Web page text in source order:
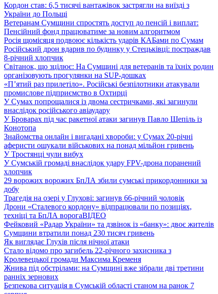
Кордон став: 6,5 тисячі вантажівок застрягли на виїзді з
України до Польщі
Ветеранам Сумщини спростять доступ до пенсій і виплат:
Пенсійний фонд працюватиме за новим алгоритмом
Росія щомісяця подвоює кількість ударів КАБами по Сумам
Російський дрон вдарив по будинку у Стецьківці: постраждав
8-річний хлопчик
Світанок, що зцілює: На Сумщині для ветеранів та їхніх родин
організовують прогулянки на SUP-дошках
«П’ятий раз прилетіло». Російські безпілотники атакували
промислове підприємство в Охтирці
У Сумах попрощалися із двома сестричками, які загинули
внаслідок російського авіаудару
У Броварах під час ракетної атаки загинув Павло Шепіль із
Конотопа
Знайомства онлайн і вигадані хвороби: у Сумах 20-річні
аферисти ошукали військових на понад мільйон гривень
У Тростянці чули вибух
У Сумській громаді внаслідок удару FPV-дрона поранений
хлопчик
29 ворожих ворожих БпЛА збили сумські прикордонники за
добу
Трагедія на озері у Глухові: загинув 66-річний чоловік
Дрони «Сталевого кордону» відпрацювали по позиціях,
техніці та БпЛА ворогаВІДЕО
Фейковий «Радар України» та дзвінок із «банку»: двоє жителів
Сумщини втратили понад 230 тисяч гривень
Як виглядає Глухів після нічної атаки
Стало відомо про загибель 22-річного захисника з
Кролевецької громади Максима Кременя
Жнива під обстрілами: на Сумщині вже зібрали дві третини
ранніх зернових
Безпекова ситуація в Сумській області станом на ранок 7